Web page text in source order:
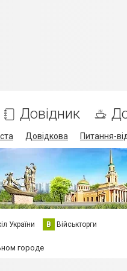
Довідник
Довідкова Питання-
України В Військторги
городе